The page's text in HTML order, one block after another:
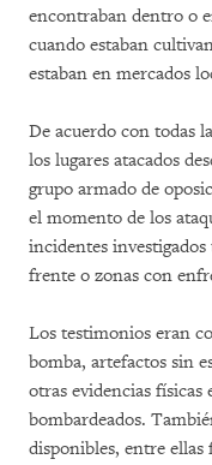
encontraban dentro o
cuando estaban
estaban en mercados
De acuerdo con todas
los lugares atacados
grupo armado de
el momento de los
incidentes
frente o zonas con
Los testimonios eran
bomba, artefactos sin
otras evidencias físicas
bombardeados.
disponibles, entre ellas